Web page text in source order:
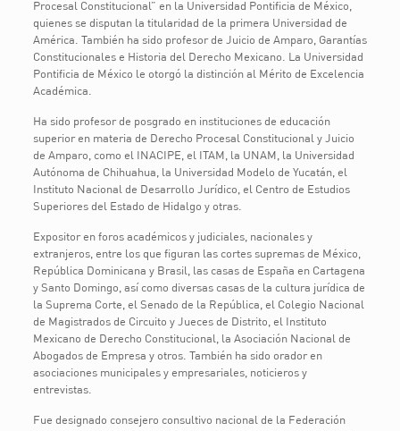
Procesal Constitucional” en la Universidad Pontificia de México,
quienes se disputan la titularidad de la primera Universidad de
América. También ha sido profesor de Juicio de Amparo, Garantías
Constitucionales e Historia del Derecho Mexicano. La Universidad
Pontificia de México le otorgó la distinción al Mérito de Excelencia
Académica.
Ha sido profesor de posgrado en instituciones de educación
superior en materia de Derecho Procesal Constitucional y Juicio
de Amparo, como el INACIPE, el ITAM, la UNAM, la Universidad
Autónoma de Chihuahua, la Universidad Modelo de Yucatán, el
Instituto Nacional de Desarrollo Jurídico, el Centro de Estudios
Superiores del Estado de Hidalgo y otras.
Expositor en foros académicos y judiciales, nacionales y
extranjeros, entre los que figuran las cortes supremas de México,
República Dominicana y Brasil, las casas de España en Cartagena
y Santo Domingo, así como diversas casas de la cultura jurídica de
la Suprema Corte, el Senado de la República, el Colegio Nacional
de Magistrados de Circuito y Jueces de Distrito, el Instituto
Mexicano de Derecho Constitucional, la Asociación Nacional de
Abogados de Empresa y otros. También ha sido orador en
asociaciones municipales y empresariales, noticieros y
entrevistas.
Fue designado consejero consultivo nacional de la Federación